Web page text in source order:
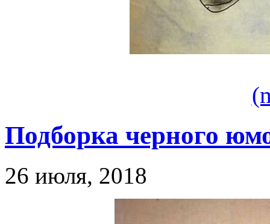
Подборка черного
26 июля, 2018